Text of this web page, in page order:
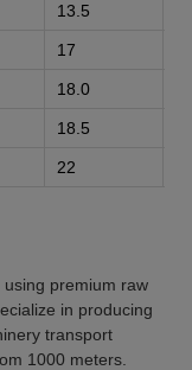
13.5
17
18.0
18.5
22
premium raw
in producing
transport
1000 meters.